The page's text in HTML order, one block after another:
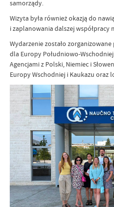
samorządy.
Wizyta była również okazją do
i zaplanowania dalszej współpracy
Wydarzenie zostało
dla Europy Południowo-
Agencjami z Polski, Niemiec i
Europy Wschodniej i Kaukazu